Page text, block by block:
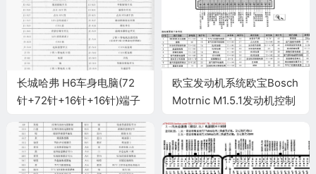
长城哈弗 H6车身电脑(72
针+72针+16针+16针)端子
欧宝发动机系统欧宝Bosch
Motrnic M1.5.1发动机控制
2.2L)端子